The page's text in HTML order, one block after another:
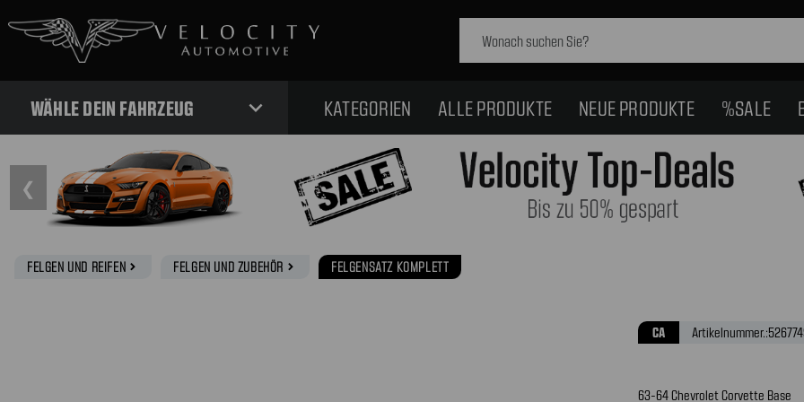
WÄHLE DEIN FAHRZEUG expand_more KATEGORIEN ALLE PRODUKTE NEUE PRODUKTE %SALE
❮
FELGEN UND REIFEN navigate_next FELGEN UND ZUBEHÖR navigate_next FELGENSATZ KOMPLETT
CA Artikelnummer.:
63-64 Chevrolet Corvette Base